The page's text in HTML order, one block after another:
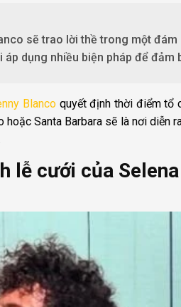
sẽ trao lời thề trong một
áp dụng nhiều biện pháp để đảm
Blancoquyết định thời điểm tổ
Santa Barbara sẽ là nơi diễn
lễ cưới của